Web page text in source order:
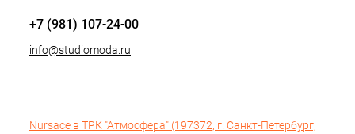
+7 (981) 107-24-00
info@studiomoda.ru
Nursace в ТРК "Атмосфера" (197372, г. Санкт-Петербург,